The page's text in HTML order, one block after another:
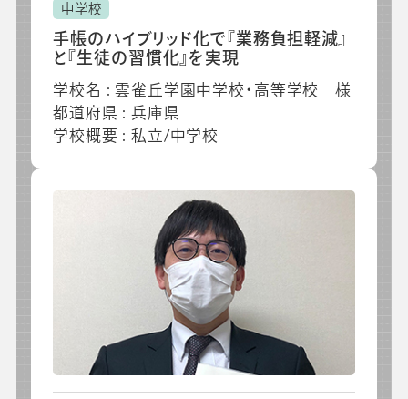
中学校
手帳のハイブリッド化で『業務負担軽減』
と『生徒の習慣化』を実現
学校名 : 雲雀丘学園中学校・高等学校 様
都道府県 : 兵庫県
学校概要 : 私立/中学校